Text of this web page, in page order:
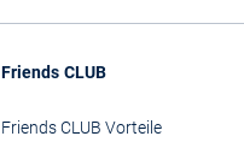
Friends CLUB
Friends CLUB Vorteile